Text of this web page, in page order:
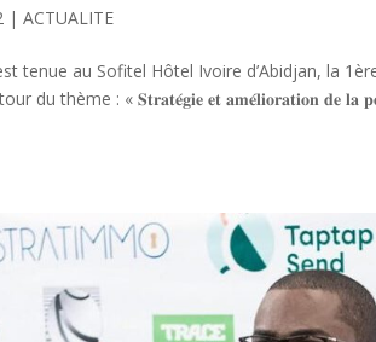
|ACTUALITE
tenue au Sofitel Hôtel Ivoire d’Abidjan, la
thème : « 𝐒𝐭𝐫𝐚𝐭𝐞́𝐠𝐢𝐞 𝐞𝐭 𝐚𝐦𝐞́𝐥𝐢𝐨𝐫𝐚𝐭𝐢𝐨𝐧 𝐝𝐞 𝐥𝐚